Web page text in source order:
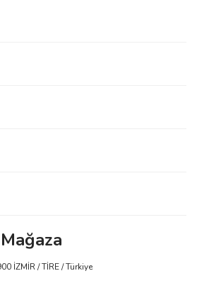
İZMİR / TİRE / Türkiye